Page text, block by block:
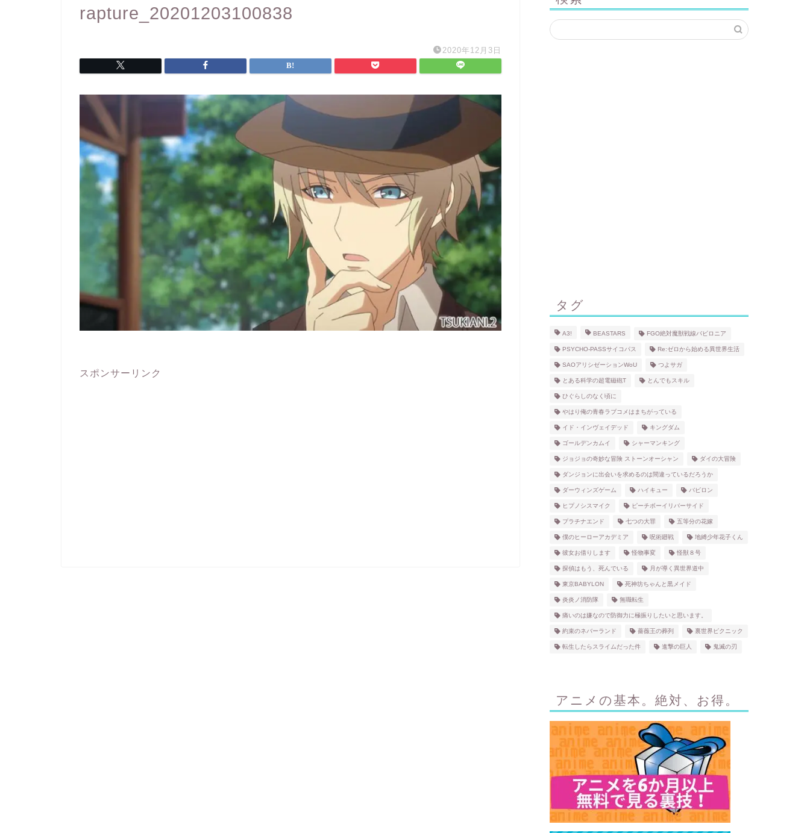
rapture_20201203100838
2020年12月3日
スポンサーリンク
タグ
A3! BEASTARS FGO絶対魔獣戦線バビロニア
PSYCHO-PASSサイコパス Re:ゼロから始める異世界生活
SAOアリシゼーションWoU つよサガ
とある科学の超電磁砲T とんでもスキル
ひぐらしのなく頃に
やはり俺の青春ラブコメはまちがっている
イド・インヴェイデッド キングダム
ゴールデンカムイ シャーマンキング
ジョジョの奇妙な冒険 ストーンオーシャン ダイの大冒険
ダンジョンに出会いを求めるのは間違っているだろうか
ダーウィンズゲーム ハイキュー バビロン
ヒプノシスマイク ピーチボーイリバーサイド
プラチナエンド 七つの大罪 五等分の花嫁
僕のヒーローアカデミア 呪術廻戦 地縛少年花子くん
彼女お借りします 怪物事変 怪獣８号
探偵はもう、死んでいる 月が導く異世界道中
東京BABYLON 死神坊ちゃんと黒メイド
炎炎ノ消防隊 無職転生
痛いのは嫌なので防御力に極振りしたいと思います。
約束のネバーランド 薔薇王の葬列 裏世界ピクニック
転生したらスライムだった件 進撃の巨人 鬼滅の刃
アニメの基本。絶対、お得。